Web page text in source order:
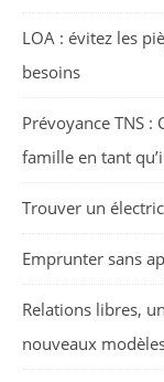
LOA : évitez les
besoins
Prévoyance TNS
famille en tant
Trouver un
Emprunter sans
Relations libres,
nouveaux